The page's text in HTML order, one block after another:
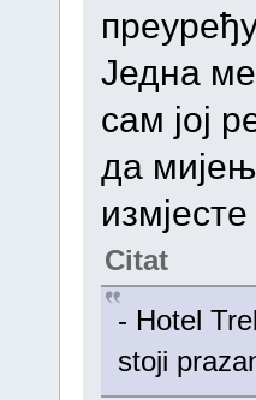
Једна
сам јој
да
Citat
- Hotel
stoji